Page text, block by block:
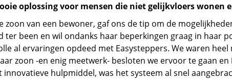
oplossing voor mensen die niet gelijkvloers wonen
zoon van een bewoner, gaf ons de tip om de
ter been en wil ondanks haar beperkingen graag in haar
al ervaringen opdeed met Easysteppers. We waren
zoon -en enig meetwerk- besloten we ervoor te gaan
innovatieve hulpmiddel, was het systeem al snel